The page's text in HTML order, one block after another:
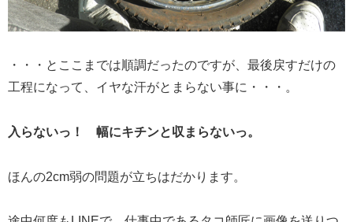
・・・とここまでは順調だったのですが、最後戻すだけの
工程になって、イヤな汗がとまらない事に・・・。
入らないっ！ 幅にキチンと収まらないっ。
ほんの2cm弱の問題が立ちはだかります。